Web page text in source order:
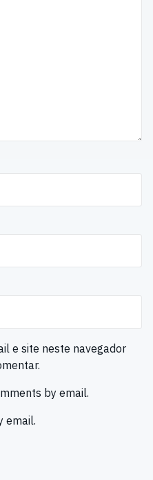
e site neste navegador
by email.
email.